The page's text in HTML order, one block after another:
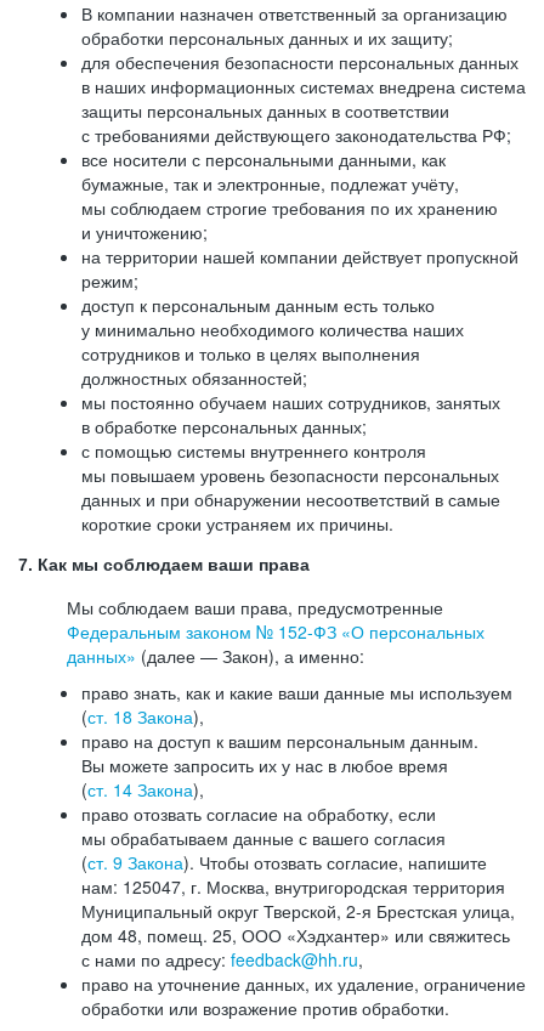
В компании назначен ответственный за организацию
обработки персональных данных и их защиту;
для обеспечения безопасности персональных данных
в наших информационных системах внедрена система
защиты персональных данных в соответствии
с требованиями действующего законодательства РФ;
все носители с персональными данными, как
бумажные, так и электронные, подлежат учёту,
мы соблюдаем строгие требования по их хранению
и уничтожению;
на территории нашей компании действует пропускной
режим;
доступ к персональным данным есть только
у минимально необходимого количества наших
сотрудников и только в целях выполнения
должностных обязанностей;
мы постоянно обучаем наших сотрудников, занятых
в обработке персональных данных;
с помощью системы внутреннего контроля
мы повышаем уровень безопасности персональных
данных и при обнаружении несоответствий в самые
короткие сроки устраняем их причины.
7. Как мы соблюдаем ваши права
Мы соблюдаем ваши права, предусмотренные
Федеральным законом № 152-ФЗ «О персональных
данных» (далее — Закон), а именно:
право знать, как и какие ваши данные мы используем
(ст. 18 Закона),
право на доступ к вашим персональным данным.
Вы можете запросить их у нас в любое время
(ст. 14 Закона),
право отозвать согласие на обработку, если
мы обрабатываем данные с вашего согласия
(ст. 9 Закона). Чтобы отозвать согласие, напишите
нам: 125047, г. Москва, внутригородская территория
Муниципальный округ Тверской, 2-я Брестская улица,
дом 48, помещ. 25, ООО «Хэдхантер» или свяжитесь
с нами по адресу: feedback@hh.ru,
право на уточнение данных, их удаление, ограничение
обработки или возражение против обработки.